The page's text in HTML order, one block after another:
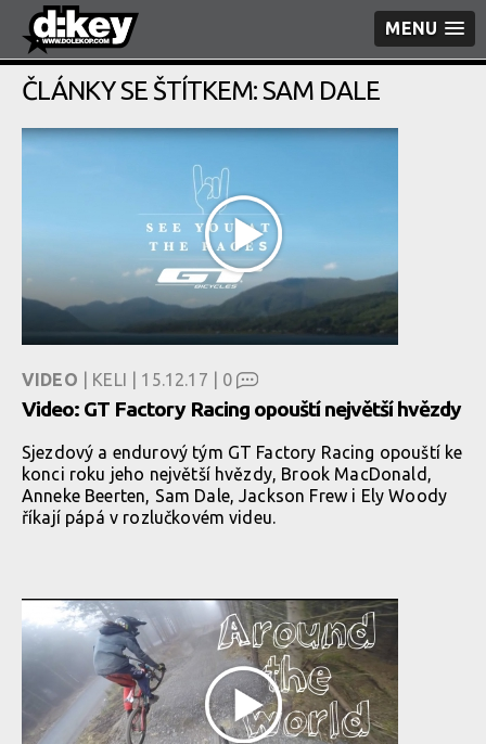
MENU
ČLÁNKY SE ŠTÍTKEM: SAM DALE
VIDEO | KELI | 15.12.17 | 0
Video: GT Factory Racing opouští největší hvězdy
Sjezdový a endurový tým GT Factory Racing opouští ke
konci roku jeho největší hvězdy, Brook MacDonald,
Anneke Beerten, Sam Dale, Jackson Frew i Ely Woody
říkají pápá v rozlučkovém videu.